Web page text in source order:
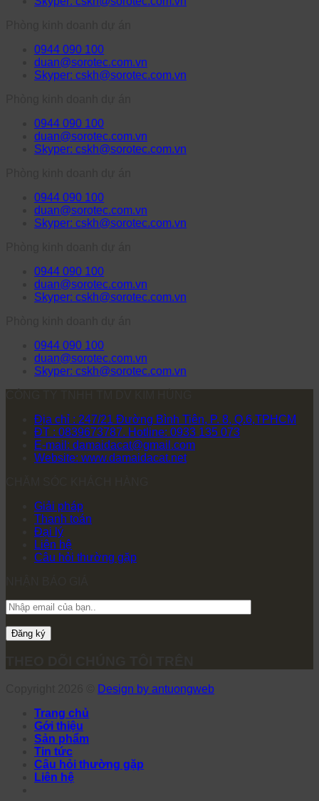
0944 090 100
duan@sorotec.com.vn
Skyper: cskh@sorotec.com.vn
0944 090 100
duan@sorotec.com.vn
Skyper: cskh@sorotec.com.vn
0944 090 100
duan@sorotec.com.vn
Skyper: cskh@sorotec.com.vn
0944 090 100
duan@sorotec.com.vn
Skyper: cskh@sorotec.com.vn
0944 090 100
duan@sorotec.com.vn
Skyper: cskh@sorotec.com.vn
Địa chỉ : 247/21 Đường Bình Tiên, P. 8, Q.6,TPHCM
ĐT : 0839673787. Hotline: 0933 135 073
E-mail: damaidacat@gmail.com
Website: www.damaidacat.net
Giải pháp
Thanh toán
Đại lý
Liên hệ
Câu hỏi thường gặp
Design by antuongweb
Trang chủ
Gới thiệu
Sản phẩm
Tin tức
Câu hỏi thường gặp
Liên hệ